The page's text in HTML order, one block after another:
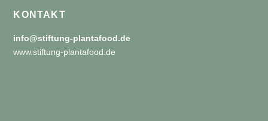
KONTAKT
info@stiftung-plantafood.de
www.stiftung-plantafood.de